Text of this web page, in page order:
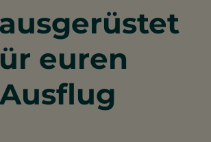
euren
Ausflug